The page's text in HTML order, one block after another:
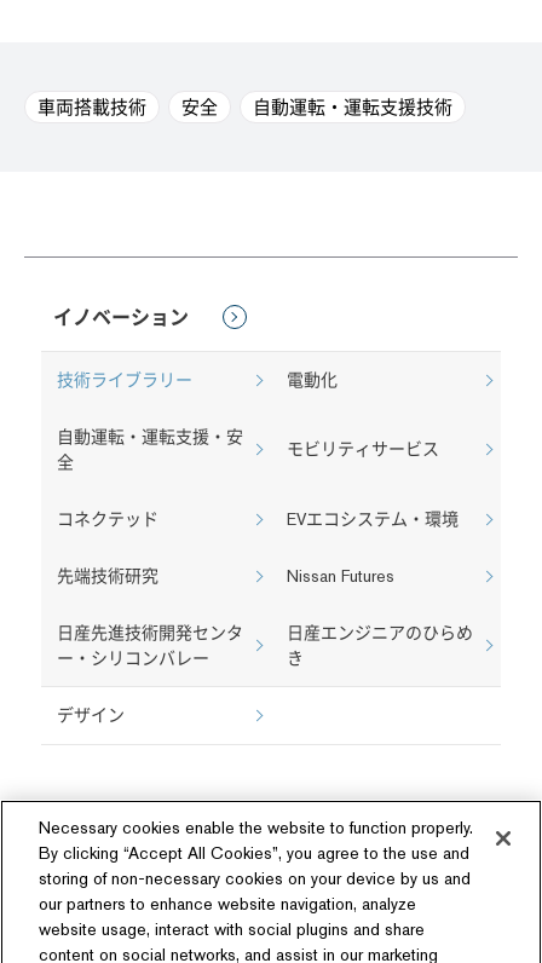
車両搭載技術 安全 自動運転・運転支援技術
イノベーション
技術ライブラリー 電動化
自動運転・運転支援・安
全
モビリティサービス
コネクテッド EVエコシステム・環境
先端技術研究 Nissan Futures
日産先進技術開発センタ
ー・シリコンバレー
日産エンジニアのひらめ
き
デザイン
ソーシャルメディア
Necessary cookies enable the website to function properly.
By clicking “Accept All Cookies”, you agree to the use and
storing of non-necessary cookies on your device by us and
our partners to enhance website navigation, analyze
website usage, interact with social plugins and share
content on social networks, and assist in our marketing